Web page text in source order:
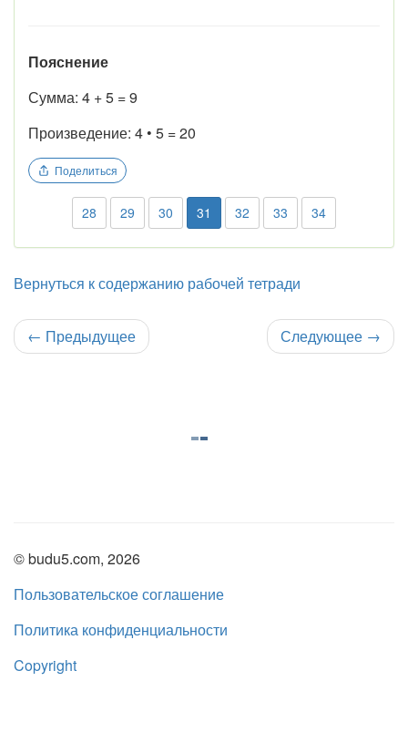
Пояснение
Сумма: 4 + 5 = 9
Произведение: 4 • 5 = 20
Поделиться
28 29 30 31 32 33 34
Вернуться к содержанию рабочей тетради
← Предыдущее Следующее →
© budu5.com, 2026
Пользовательское соглашение
Политика конфиденциальности
Copyright